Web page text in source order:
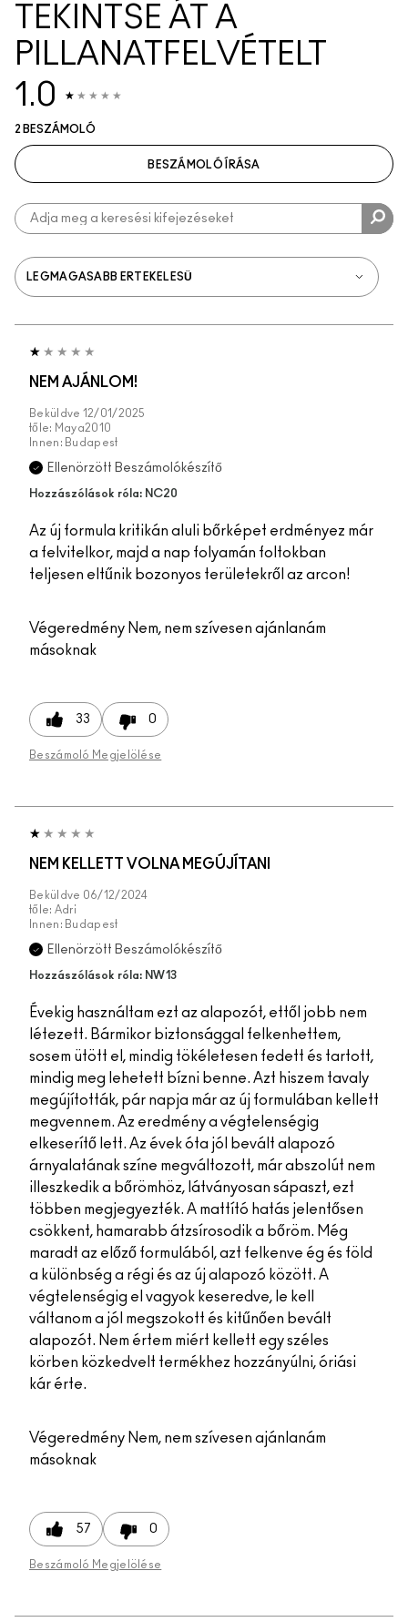
TEKINTSE ÁT A
PILLANATFELVÉTELT
1.0
2 BESZÁMOLÓ
BESZÁMOLÓ ÍRÁSA
NEM AJÁNLOM!
Beküldve 12/01/2025
tőle: Maya2010
Innen: Budapest
Ellenörzött Beszámolókészítő
Hozzászólások róla: NC20
Az új formula kritikán aluli bőrképet erdményez már
a felvitelkor, majd a nap folyamán foltokban
teljesen eltűnik bozonyos területekről az arcon!
Végeredmény Nem, nem szívesen ajánlanám
másoknak
33 0
Beszámoló Megjelölése
NEM KELLETT VOLNA MEGÚJÍTANI
Beküldve 06/12/2024
tőle: Adri
Innen: Budapest
Ellenörzött Beszámolókészítő
Hozzászólások róla: NW13
Évekig használtam ezt az alapozót, ettől jobb nem
létezett. Bármikor biztonsággal felkenhettem,
sosem ütött el, mindig tökéletesen fedett és tartott,
mindig meg lehetett bízni benne. Azt hiszem tavaly
megújították, pár napja már az új formulában kellett
megvennem. Az eredmény a végtelenségig
elkeserítő lett. Az évek óta jól bevált alapozó
árnyalatának színe megváltozott, már abszolút nem
illeszkedik a bőrömhöz, látványosan sápaszt, ezt
többen megjegyezték. A mattító hatás jelentősen
csökkent, hamarabb átzsírosodik a bőröm. Még
maradt az előző formulából, azt felkenve ég és föld
a különbség a régi és az új alapozó között. A
végtelenségig el vagyok keseredve, le kell
váltanom a jól megszokott és kitűnően bevált
alapozót. Nem értem miért kellett egy széles
körben közkedvelt termékhez hozzányúlni, óriási
kár érte.
Végeredmény Nem, nem szívesen ajánlanám
másoknak
57 0
Beszámoló Megjelölése